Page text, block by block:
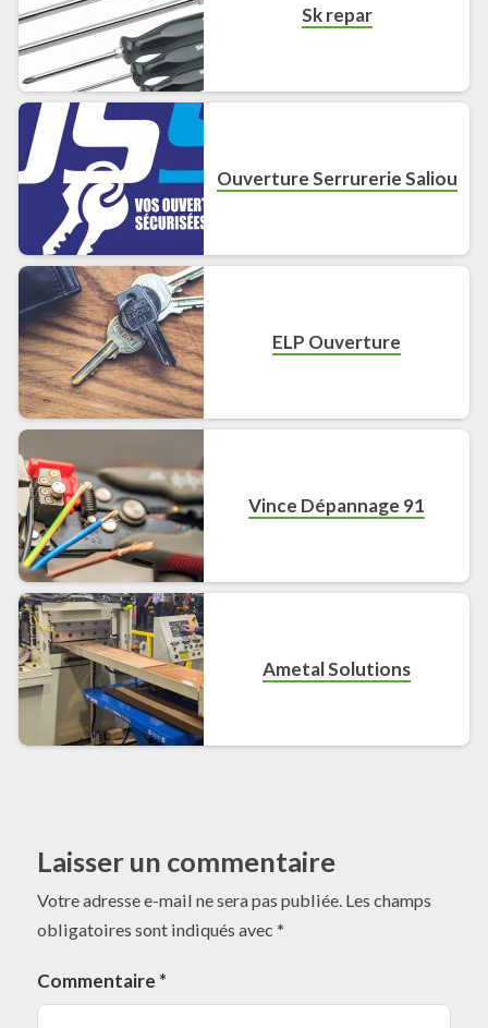
Sk repar
Ouverture Serrurerie Saliou
ELP Ouverture
Vince Dépannage 91
Ametal Solutions
Laisser un commentaire
Votre adresse e-mail ne sera pas publiée. Les champs
obligatoires sont indiqués avec *
Commentaire *